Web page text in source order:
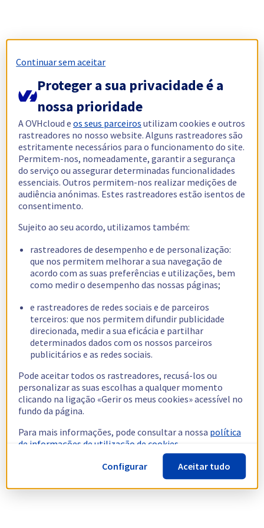
Continuar sem aceitar
Proteger a sua privacidade é a
nossa prioridade
A OVHcloud eos seus parceiros utilizam cookies e outros
rastreadores no nosso website. Alguns rastreadores são
estritamente necessários para o funcionamento do site.
Permitem-nos, nomeadamente, garantir a segurança
do serviço ou assegurar determinadas funcionalidades
essenciais. Outros permitem-nos realizar medições de
audiência anónimas. Estes rastreadores estão isentos de
consentimento.
Sujeito ao seu acordo, utilizamos também:
rastreadores de desempenho e de personalização:
que nos permitem melhorar a sua navegação de
acordo com as suas preferências e utilizações, bem
como medir o desempenho das nossas páginas;
e rastreadores de redes sociais e de parceiros
terceiros: que nos permitem difundir publicidade
direcionada, medir a sua eficácia e partilhar
determinados dados com os nossos parceiros
publicitários e as redes sociais.
Pode aceitar todos os rastreadores, recusá-los ou
personalizar as suas escolhas a qualquer momento
clicando na ligação «Gerir os meus cookies» acessível no
fundo da página.
Para mais informações, pode consultar a nossa política
de informações de utilização de cookies.
Configurar
Aceitar tudo